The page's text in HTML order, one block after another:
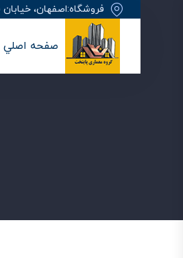
فروشگاه:اصفهان،
صفحه اصلي